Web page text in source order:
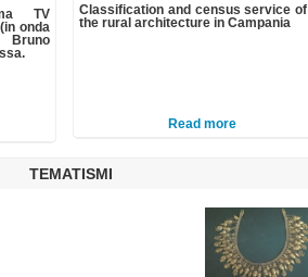
TV
onda
Classification and census service of
the rural architecture in Campania
Read more
TEMATISMI